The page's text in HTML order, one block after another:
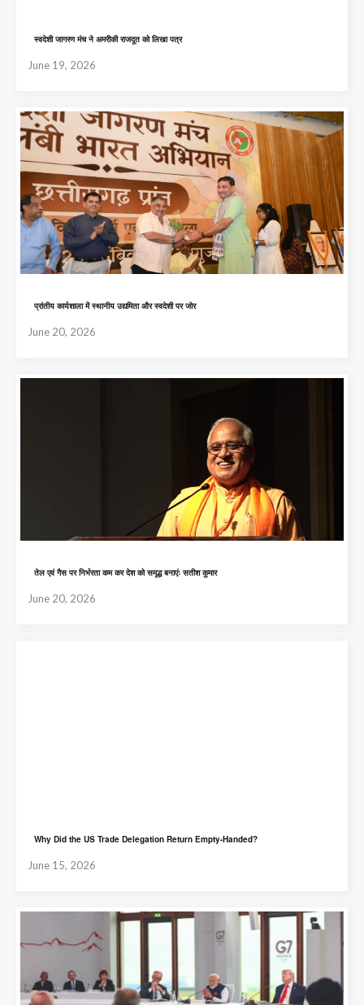
स्वदेशी जागरण मंच ने अमरीकी राजदूत को लिखा पत्र
June 19, 2026
प्रांतीय कार्यशाला में स्थानीय उद्यमिता और स्वदेशी पर जोर
June 20, 2026
तेल एवं गैस पर निर्भरता कम कर देश को समृद्ध बनाएंः सतीश कुमार
June 20, 2026
Why Did the US Trade Delegation Return Empty-Handed?
June 15, 2026